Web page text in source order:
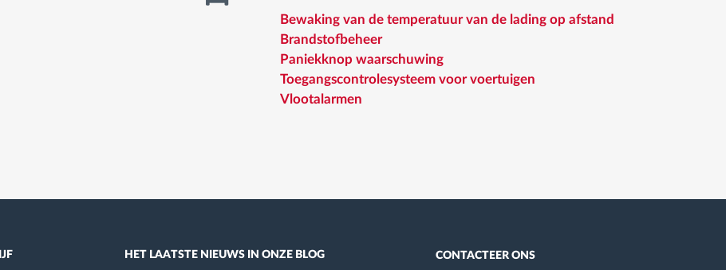
Bewaking van de temperatuur van de lading op afstand
Brandstofbeheer
Paniekknop waarschuwing
Toegangscontrolesysteem voor voertuigen
Vlootalarmen
HET LAATSTE NIEUWS IN ONZE BLOG CONTACTEER ONS